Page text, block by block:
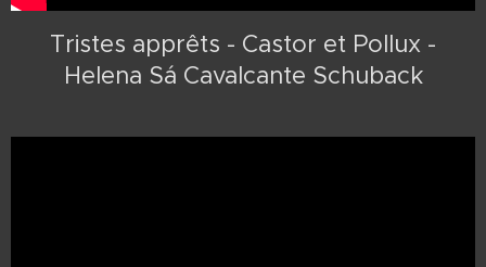
Tristes apprêts - Castor et Pollux -
Helena Sá Cavalcante Schuback